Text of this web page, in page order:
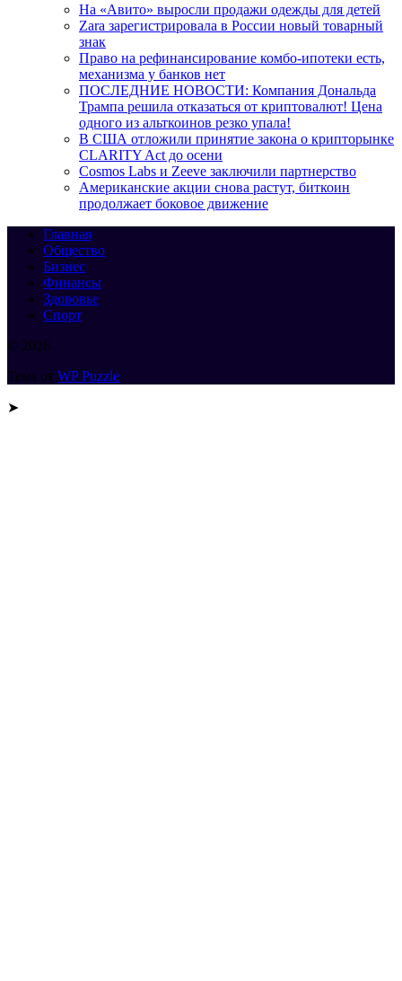
На «Авито» выросли продажи одежды для детей
Zara зарегистрировала в России новый товарный
знак
Право на рефинансирование комбо-ипотеки есть,
механизма у банков нет
ПОСЛЕДНИЕ НОВОСТИ: Компания Дональда
Трампа решила отказаться от криптовалют! Цена
одного из альткоинов резко упала!
В США отложили принятие закона о крипторынке
CLARITY Act до осени
Cosmos Labs и Zeeve заключили партнерство
Американские акции снова растут, биткоин
продолжает боковое движение
Главная
Общество
Бизнес
Финансы
Здоровье
Спорт
© 2026
Тема от WP Puzzle
➤